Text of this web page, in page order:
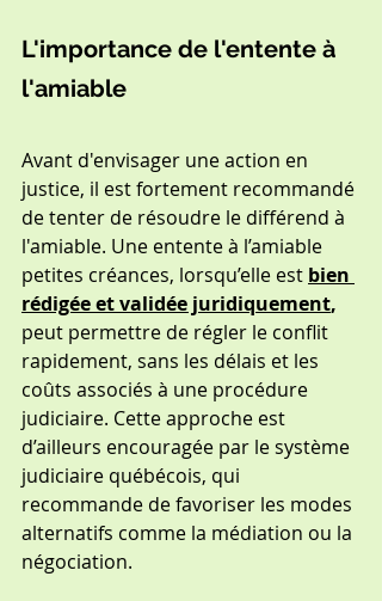
L'importance de l'entente à
l'amiable
Avant d'envisager une action en
justice, il est fortement recommandé
de tenter de résoudre le différend à
l'amiable. Une entente à l’amiable
petites créances, lorsqu’elle est bien
rédigée et validée juridiquement,
peut permettre de régler le conflit
rapidement, sans les délais et les
coûts associés à une procédure
judiciaire. Cette approche est
d’ailleurs encouragée par le système
judiciaire québécois, qui
recommande de favoriser les modes
alternatifs comme la médiation ou la
négociation.